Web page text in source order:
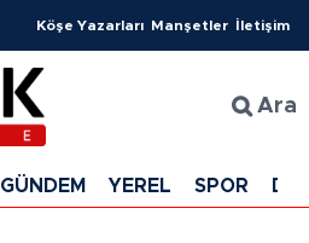
Köşe Yazarları Manşetler İletişim
Ara
GÜNDEM YEREL SPOR